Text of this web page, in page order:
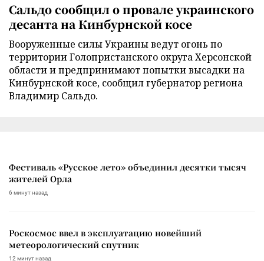
Сальдо сообщил о провале украинского
десанта на Кинбурнской косе
Вооруженные силы Украины ведут огонь по
территории Голопристанского округа Херсонской
области и предпринимают попытки высадки на
Кинбурнской косе, сообщил губернатор региона
Владимир Сальдо.
Фестиваль «Русское лето» объединил десятки тысяч
жителей Орла
6 минут назад
Роскосмос ввел в эксплуатацию новейший
метеорологический спутник
12 минут назад